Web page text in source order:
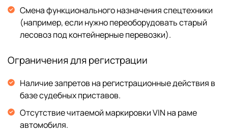
Смена функционального назначения спецтехники
(например, если нужно переоборудовать старый
лесовоз под контейнерные перевозки).
Ограничения для регистрации
Наличие запретов на регистрационные действия в
базе судебных приставов.
Отсутствие читаемой маркировки VIN на раме
автомобиля.